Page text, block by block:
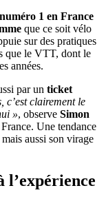
numéro 1 en France
que ce soit vélo
sur des pratiques
que le VTT, dont le
années.
par un ticket
c’est clairement le
», observe Simon
Une tendance
aussi son virage